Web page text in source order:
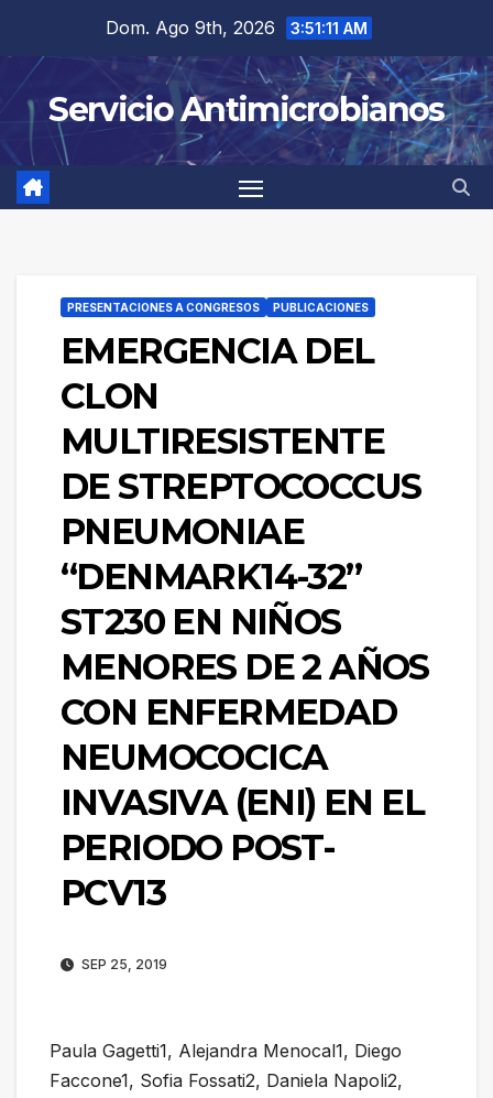
contenido
Dom. Ago 9th, 2026 3:51:11 AM
Servicio Antimicrobianos
PRESENTACIONES A CONGRESOS PUBLICACIONES
EMERGENCIA DEL
CLON
MULTIRESISTENTE
DE STREPTOCOCCUS
PNEUMONIAE
“DENMARK14-32”
ST230 EN NIÑOS
MENORES DE 2 AÑOS
CON ENFERMEDAD
NEUMOCOCICA
INVASIVA (ENI) EN EL
PERIODO POST-
PCV13
SEP 25, 2019
Paula Gagetti1, Alejandra Menocal1, Diego
Faccone1, Sofia Fossati2, Daniela Napoli2,